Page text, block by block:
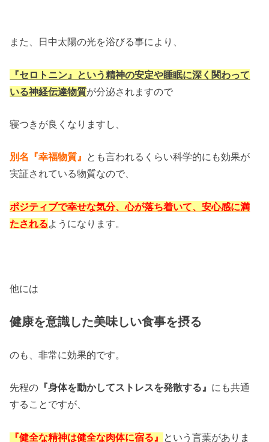
また、日中太陽の光を浴びる事により、
『セロトニン』という精神の安定や睡眠に深く関わって
いる神経伝達物質が分泌されますので
寝つきが良くなりますし、
別名『幸福物質』 とも言われるくらい科学的にも効果が
実証されている物質なので、
ポジティブで幸せな気分、心が落ち着いて、安心感に満
たされるようになります。
他には
健康を意識した美味しい食事を摂る
のも、非常に効果的です。
先程の 『身体を動かしてストレスを発散する』 にも共通
することですが、
『健全な精神は健全な肉体に宿る』 という言葉がありま